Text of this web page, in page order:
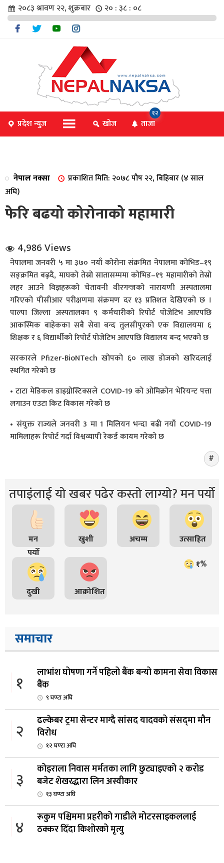
संवाद
२०८३ श्रावण २२, शुक्रबार २० : ३८ : ०८
प्रदेश न्युज खोज ताजा
१२
नेपाल नक्सा
प्रकाशित मिति: २०७८ पौष २२, बिहिबार (४ साल
अघि)
फेरि बढयो कोरोनाको महामारी
4,986 Views
नेपालमा जनवरी ५ मा ३७० नयाँ कोरोना संक्रमित नेपालमा कोभिड–१९
सङ्क्रमित बढ्दै, माघको तेस्रो सातासम्ममा कोभिड–१९ महामारीको तेस्रो
लहर आउने विज्ञहरूको चेतावनी वीरगन्जको नारायणी अस्पतालमा
गरिएको पीसीआर परीक्षणमा संक्रमण दर १३ प्रतिशत देखिएको छ ।
पाल्पा जिल्ला अस्पतालका ९ कर्मचारीको रिपोर्ट पोजेटिभ आएपछि
आकस्मिक बाहेकका सबै सेवा बन्द तुलसीपुरको एक विद्यालयमा ६
शिक्षक र ६ विद्यार्थीको रिपोर्ट पोजेटिभ आएपछि विद्यालय बन्द भएको छ
सरकारले Pfizer-BioNTech खोपको ६० लाख डोजको खरिदलाई
स्थगित गरेको छ
• टाटा मेडिकल डाइग्नोस्टिक्सले COVID-19 को ओमिक्रोन भेरियन्ट पत्ता
लगाउन एउटा किट विकास गरेको छ
• संयुक्त राज्यले जनवरी 3 मा 1 मिलियन भन्दा बढी नयाँ COVID-19
मामिलाहरू रिपोर्ट गर्दा विश्वव्यापी रेकर्ड कायम गरेको छ
तपाइंलाई यो खबर पढेर कस्तो लाग्यो? मन पर्यो
मन
पर्यो
खुशी अचम्म उत्साहित
दुखी आक्रोशित
१%
समाचार
१
लाभांश घोषणा गर्ने पहिलो बैंक बन्यो कामना सेवा विकास
बैंक
९ घण्टा अघि
२
ढल्केबर ट्रमा सेन्टर माग्दै सांसद यादवको संसद्‌मा मौन
विरोध
१२ घण्टा अघि
३
कोइराला निवास मर्मतका लागि छुट्याइएको २ करोड
बजेट शेखरद्धारा लिन अस्वीकार
१३ घण्टा अघि
४
रूकुम पश्चिममा प्रहरीको गाडीले मोटरसाइकललाई
ठक्कर दिँदा किशोरको मृत्यु